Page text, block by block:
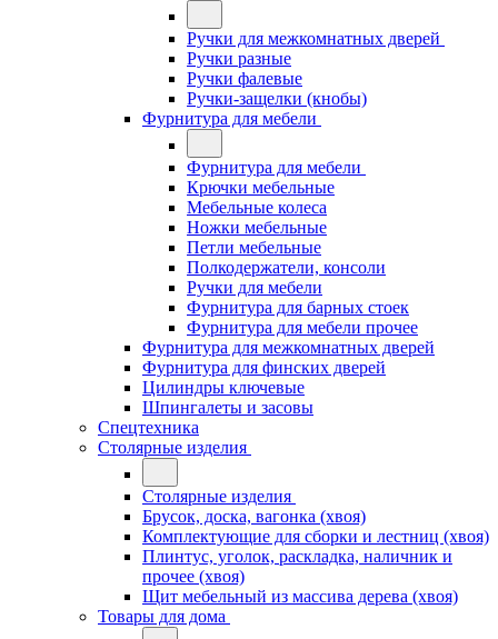
Ручки для межкомнатных дверей
Ручки разные
Ручки фалевые
Ручки-защелки (кнобы)
Фурнитура для мебели
Фурнитура для мебели
Крючки мебельные
Мебельные колеса
Ножки мебельные
Петли мебельные
Полкодержатели, консоли
Ручки для мебели
Фурнитура для барных стоек
Фурнитура для мебели прочее
Фурнитура для межкомнатных дверей
Фурнитура для финских дверей
Цилиндры ключевые
Шпингалеты и засовы
Спецтехника
Столярные изделия
Столярные изделия
Брусок, доска, вагонка (хвоя)
Комплектующие для сборки и лестниц (хвоя)
Плинтус, уголок, раскладка, наличник и
прочее (хвоя)
Щит мебельный из массива дерева (хвоя)
Товары для дома